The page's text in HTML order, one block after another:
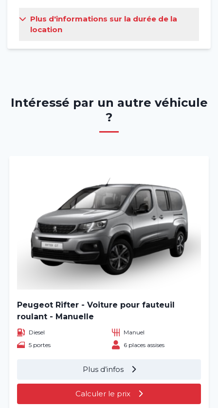
Plus d'informations sur la durée de la
location
Intéressé par un autre véhicule
?
Peugeot Rifter - Voiture pour fauteuil
roulant - Manuelle
Diesel
Manuel
5 portes
6 places assises
Plus d’infos
Calculer le prix